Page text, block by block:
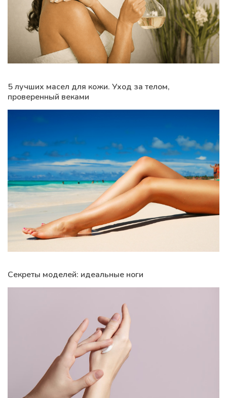
5 лучших масел для кожи. Уход за телом,
проверенный веками
Секреты моделей: идеальные ноги